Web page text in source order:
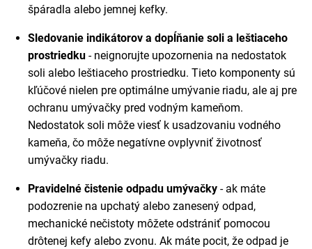
špáradla alebo jemnej kefky.
Sledovanie indikátorov a dopĺňanie soli a leštiaceho
prostriedku - neignorujte upozornenia na nedostatok
soli alebo leštiaceho prostriedku. Tieto komponenty sú
kľúčové nielen pre optimálne umývanie riadu, ale aj pre
ochranu umývačky pred vodným kameňom.
Nedostatok soli môže viesť k usadzovaniu vodného
kameňa, čo môže negatívne ovplyvniť životnosť
umývačky riadu.
Pravidelné čistenie odpadu umývačky - ak máte
podozrenie na upchatý alebo zanesený odpad,
mechanické nečistoty môžete odstrániť pomocou
drôtenej kefy alebo zvonu. Ak máte pocit, že odpad je